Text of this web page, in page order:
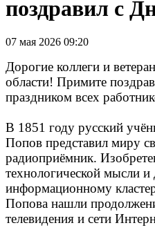
поздравил с
07 мая 2026 09:20
Дорогие коллеги и
области! Примите
праздником всех
В 1851 году русский
Попов представил миру
радиоприёмник.
технологической мысли и
информационному
Попова нашли
телевидения и сети